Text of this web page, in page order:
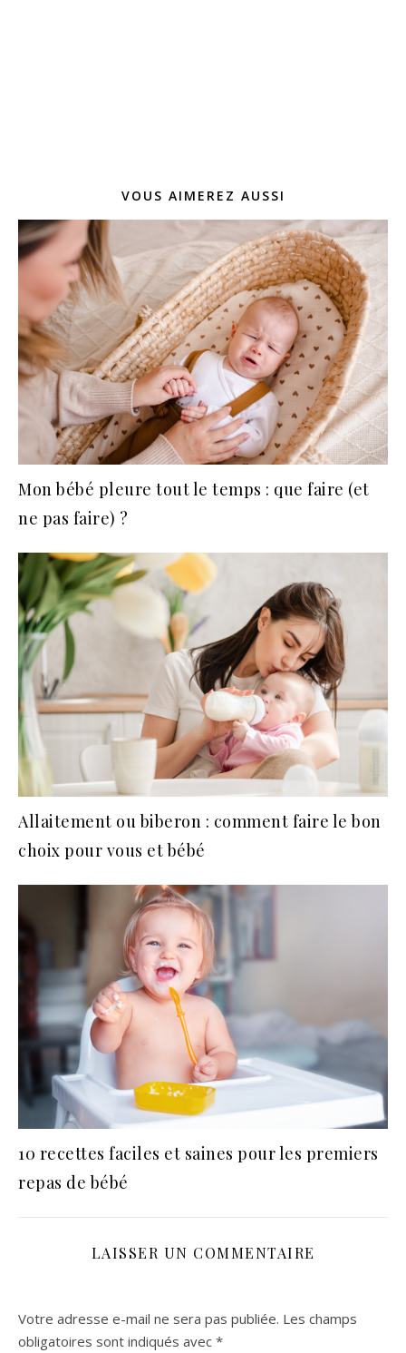
VOUS AIMEREZ AUSSI
Mon bébé pleure tout le temps : que faire (et
ne pas faire) ?
Allaitement ou biberon : comment faire le bon
choix pour vous et bébé
10 recettes faciles et saines pour les premiers
repas de bébé
LAISSER UN COMMENTAIRE
Votre adresse e-mail ne sera pas publiée. Les champs
obligatoires sont indiqués avec *